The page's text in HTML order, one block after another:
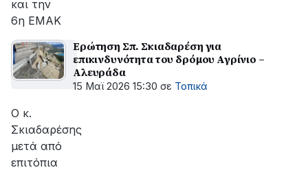
και την
6η ΕΜΑΚ
Ερώτηση Σπ. Σκιαδαρέση για
επικινδυνότητα του δρόμου Αγρίνιο –
Αλευράδα
15 Μαϊ 2026 15:30 σε Τοπικά
Ο κ.
Σκιαδαρέσης
μετά από
επιτόπια